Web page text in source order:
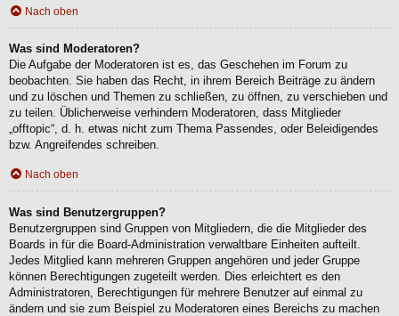
Nach oben
Was sind Moderatoren?
Die Aufgabe der Moderatoren ist es, das Geschehen im Forum zu
beobachten. Sie haben das Recht, in ihrem Bereich Beiträge zu ändern
und zu löschen und Themen zu schließen, zu öffnen, zu verschieben und
zu teilen. Üblicherweise verhindern Moderatoren, dass Mitglieder
„offtopic“, d. h. etwas nicht zum Thema Passendes, oder Beleidigendes
bzw. Angreifendes schreiben.
Nach oben
Was sind Benutzergruppen?
Benutzergruppen sind Gruppen von Mitgliedern, die die Mitglieder des
Boards in für die Board-Administration verwaltbare Einheiten aufteilt.
Jedes Mitglied kann mehreren Gruppen angehören und jeder Gruppe
können Berechtigungen zugeteilt werden. Dies erleichtert es den
Administratoren, Berechtigungen für mehrere Benutzer auf einmal zu
ändern und sie zum Beispiel zu Moderatoren eines Bereichs zu machen